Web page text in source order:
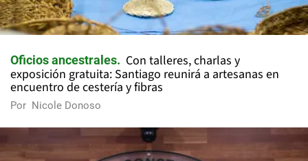
Oficios ancestrales
Con talleres, charlas y
exposición gratuita: Santiago reunirá a artesanas en
encuentro de cestería y fibras
Por Nicole Donoso